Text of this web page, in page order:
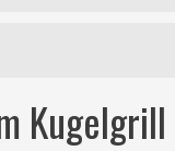
Kugelgrill